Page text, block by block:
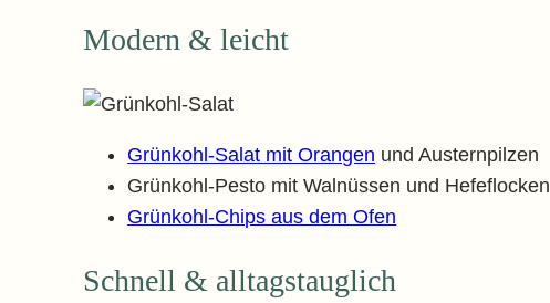
Modern & leicht
Grünkohl-Salat mit Orangen und Austernpilzen
Grünkohl-Pesto mit Walnüssen und Hefeflocken
Grünkohl-Chips aus dem Ofen
Schnell & alltagstauglich